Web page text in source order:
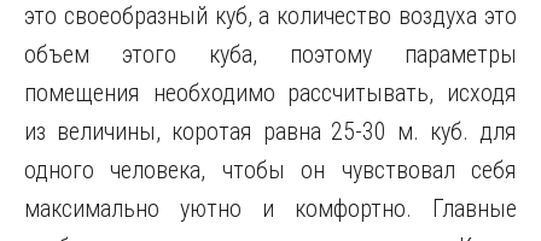
это своеобразный куб, а количество воздуха это
объем этого куба, поэтому параметры
помещения необходимо рассчитывать, исходя
из величины, коротая равна 25-30 м. куб. для
одного человека, чтобы он чувствовал себя
максимально уютно и комфортно. Главные